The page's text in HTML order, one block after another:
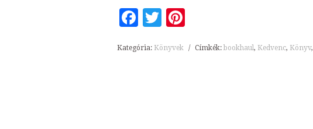
Facebook
Twitter
Pinterest
Kategória: Könyvek / Címkék: bookhaul, Kedvenc, Könyv,